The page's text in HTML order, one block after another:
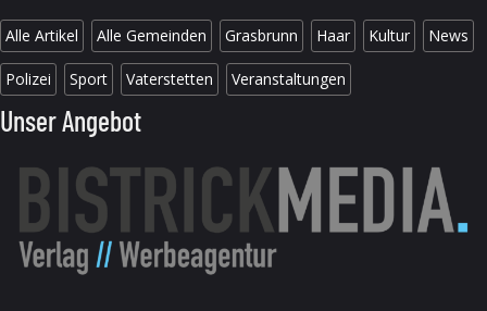
Alle Artikel Alle Gemeinden Grasbrunn Haar Kultur News
Polizei Sport Vaterstetten Veranstaltungen
Unser Angebot